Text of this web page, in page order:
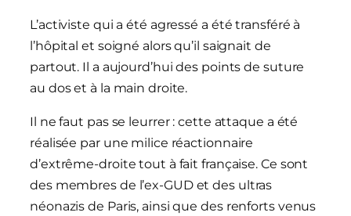
L’activiste qui a été agressé a été transféré à
l’hôpital et soigné alors qu’il saignait de
partout. Il a aujourd’hui des points de suture
au dos et à la main droite.
Il ne faut pas se leurrer : cette attaque a été
réalisée par une milice réactionnaire
d’extrême-droite tout à fait française. Ce sont
des membres de l’ex-GUD et des ultras
néonazis de Paris, ainsi que des renforts venus